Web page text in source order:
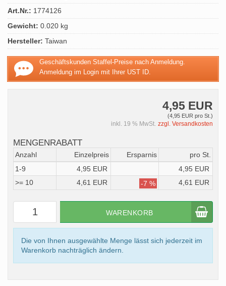
Art.Nr.: 1774126
Gewicht: 0.020 kg
Hersteller: Taiwan
Geschäftskunden Staffel-Preise nach Anmeldung.
Anmeldung im Login mit Ihrer UST ID.
4,95 EUR
(4,95 EUR pro St.)
inkl. 19 % MwSt. zzgl. Versandkosten
MENGENRABATT
Anzahl Einzelpreis Ersparnis
pro St.
1-9
4,95 EUR
4,95 EUR
>= 10
4,61 EUR -7 % 4,61 EUR
WARENKORB
Die von Ihnen ausgewählte Menge lässt sich jederzeit im
Warenkorb nachträglich ändern.